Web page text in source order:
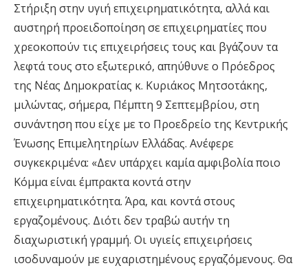
Στήριξη στην υγιή επιχειρηματικότητα, αλλά και
αυστηρή προειδοποίηση σε επιχειρηματίες που
χρεοκοπούν τις επιχειρήσεις τους και βγάζουν τα
λεφτά τους στο εξωτερικό, απηύθυνε ο Πρόεδρος
της Νέας Δημοκρατίας κ. Κυριάκος Μητσοτάκης,
μιλώντας, σήμερα, Πέμπτη 9 Σεπτεμβρίου, στη
συνάντηση που είχε με το Προεδρείο της Κεντρικής
Ένωσης Επιμελητηρίων Ελλάδας. Ανέφερε
συγκεκριμένα: «Δεν υπάρχει καμία αμφιβολία ποιο
Κόμμα είναι έμπρακτα κοντά στην
επιχειρηματικότητα. Άρα, και κοντά στους
εργαζομένους. Διότι δεν τραβώ αυτήν τη
διαχωριστική γραμμή. Οι υγιείς επιχειρήσεις
ισοδυναμούν με ευχαριστημένους εργαζόμενους. Θα